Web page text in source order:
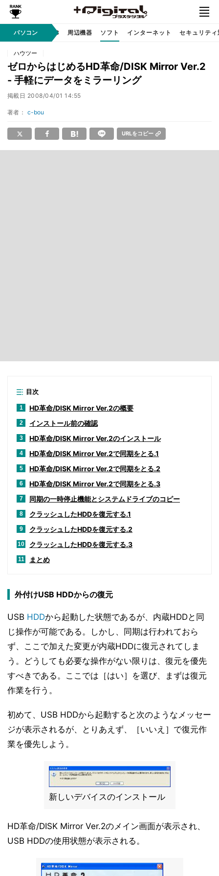
パソコン
クノロジ AI PC 周辺機器 ソフト インターネット セキュリティ
ハウツー
ゼロからはじめるHD革命/DISK Mirror Ver.2
- 手軽にデータをミラーリング
掲載日 2008/04/01 14:55
著者： c-bou
URLをコピー
目次
1 HD革命/DISK Mirror Ver.2の概要
2 インストール前の確認
3 HD革命/DISK Mirror Ver.2のインストール
4 HD革命/DISK Mirror Ver.2で同期をとる.1
5 HD革命/DISK Mirror Ver.2で同期をとる.2
6 HD革命/DISK Mirror Ver.2で同期をとる.3
7 同期の一時停止機能とシステムドライブのコピー
8 クラッシュしたHDDを復元する.1
9 クラッシュしたHDDを復元する.2
10 クラッシュしたHDDを復元する.3
11 まとめ
外付けUSB HDDからの復元
USB HDDから起動した状態であるが、内蔵HDDと同
じ操作が可能である。しかし、同期は行われておら
ず、ここで加えた変更が内蔵HDDに復元されてしま
う。どうしても必要な操作がない限りは、復元を優先
すべきである。ここでは［はい］を選び、まずは復元
作業を行う。
初めて、USB HDDから起動すると次のようなメッセー
ジが表示されるが、とりあえず、［いいえ］で復元作
業を優先しよう。
新しいデバイスのインストール
HD革命/DISK Mirror Ver.2のメイン画面が表示され、
USB HDDの使用状態が表示される。